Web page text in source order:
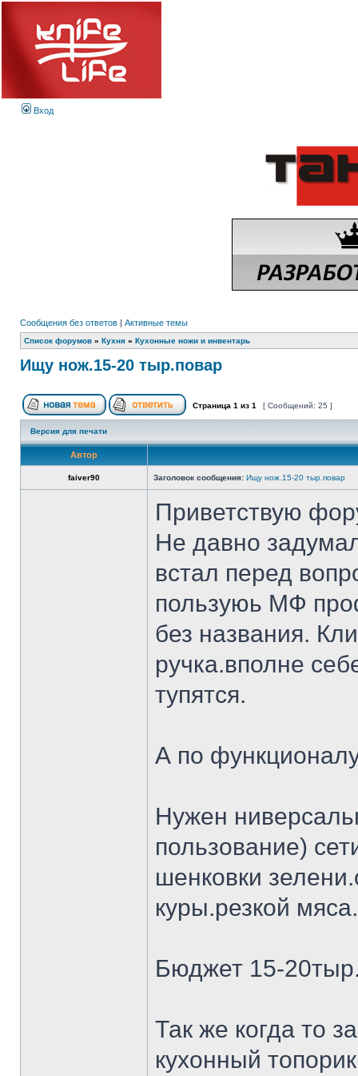
Вход
Сообщения без ответов | Активные темы
Список форумов » Кухня » Кухонные ножи и инвентарь
Ищу нож.15-20 тыр.повар
Страница 1 из 1 [ Сообщений: 25 ]
Версия для печати
Автор
faiver90 Заголовок сообщения: Ищу нож.15-20 тыр.повар
Приветствую
Не давно
встал перед
пользуюь МФ
без названия.
ручка.вполне
тупятся.
А по
Нужен
пользование)
шенковки
куры.резкой
Бюджет 15-
Так же когда то
кухонный